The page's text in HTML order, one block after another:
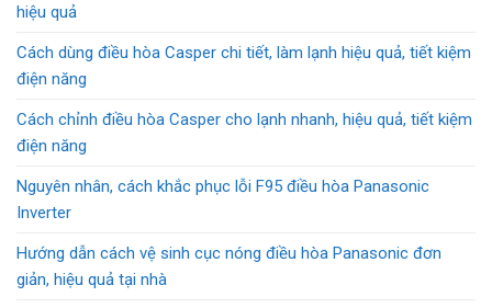
hiệu quả
Cách dùng điều hòa Casper chi tiết, làm lạnh hiệu quả, tiết kiệm
điện năng
Cách chỉnh điều hòa Casper cho lạnh nhanh, hiệu quả, tiết kiệm
điện năng
Nguyên nhân, cách khắc phục lỗi F95 điều hòa Panasonic
Inverter
Hướng dẫn cách vệ sinh cục nóng điều hòa Panasonic đơn
giản, hiệu quả tại nhà